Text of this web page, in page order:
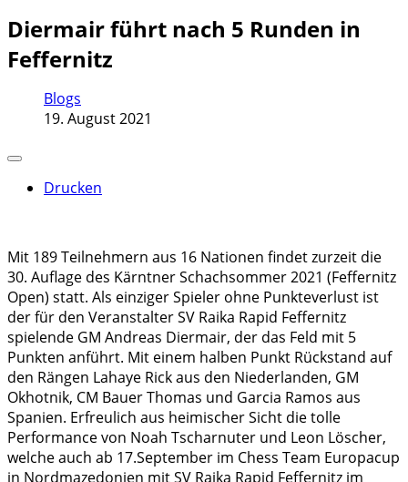
Diermair führt nach 5 Runden in
Feffernitz
Blogs
19. August 2021
Drucken
Mit 189 Teilnehmern aus 16 Nationen findet zurzeit die
30. Auflage des Kärntner Schachsommer 2021 (Feffernitz
Open) statt. Als einziger Spieler ohne Punkteverlust ist
der für den Veranstalter SV Raika Rapid Feffernitz
spielende GM Andreas Diermair, der das Feld mit 5
Punkten anführt. Mit einem halben Punkt Rückstand auf
den Rängen Lahaye Rick aus den Niederlanden, GM
Okhotnik, CM Bauer Thomas und Garcia Ramos aus
Spanien. Erfreulich aus heimischer Sicht die tolle
Performance von Noah Tscharnuter und Leon Löscher,
welche auch ab 17.September im Chess Team Europacup
in Nordmazedonien mit SV Raika Rapid Feffernitz im